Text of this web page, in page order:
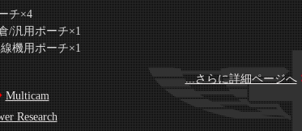
チ×4
/汎用ポーチ×1
機用ポーチ×1
...さらに詳細ページへ
Multicam
Research